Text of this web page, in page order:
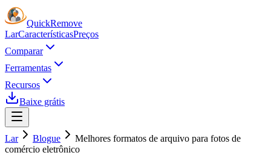
QuickRemove
LarCaracterísticasPreços
Comparar
Ferramentas
Recursos
Baixe grátis
Lar Blogue
Melhores formatos de arquivo para fotos de
comércio eletrônico